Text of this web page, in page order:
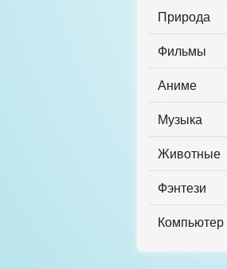
Природа
Фильмы
Аниме
Музыка
Животные
Фэнтези
Компьютер